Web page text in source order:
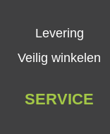
Levering
Veilig winkelen
SERVICE